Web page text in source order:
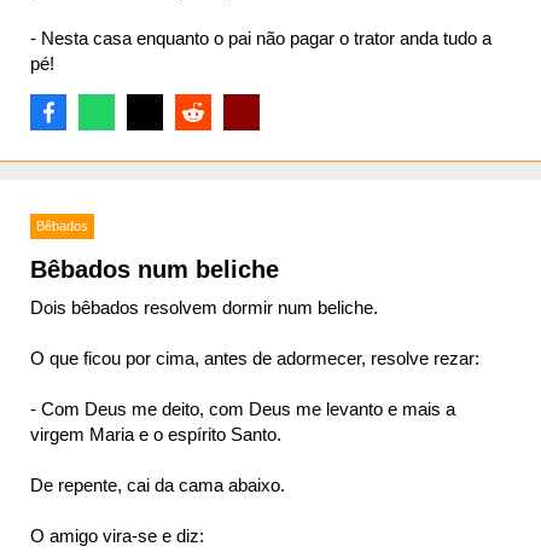
- Nesta casa enquanto o pai não pagar o trator anda tudo a
pé!
Bêbados
Bêbados num beliche
Dois bêbados resolvem dormir num beliche.
O que ficou por cima, antes de adormecer, resolve rezar:
- Com Deus me deito, com Deus me levanto e mais a
virgem Maria e o espírito Santo.
De repente, cai da cama abaixo.
O amigo vira-se e diz: